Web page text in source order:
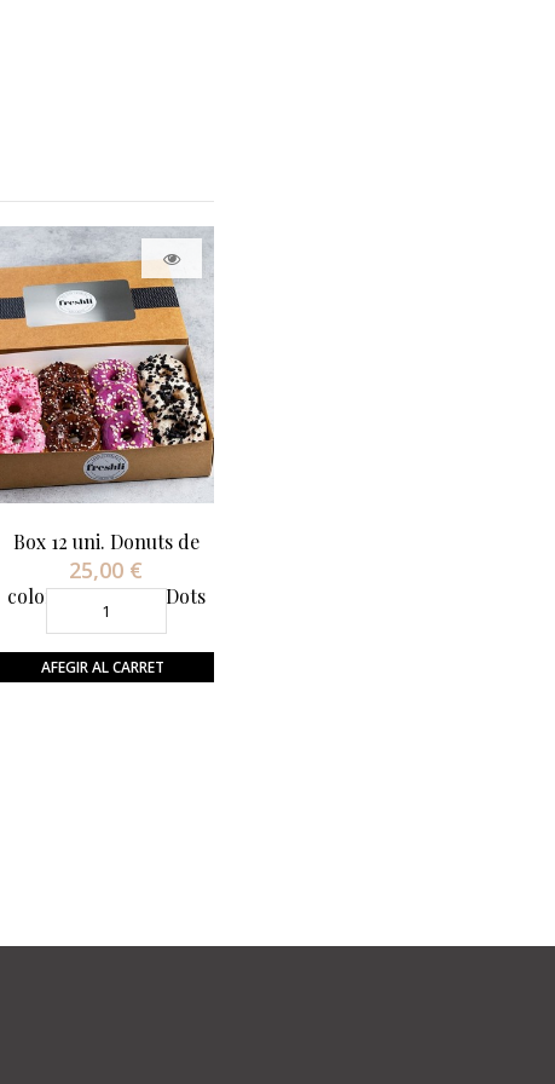
Box 12 uni. Donuts de
colores Fancy MixDots
25,00 €
AFEGIR AL CARRET